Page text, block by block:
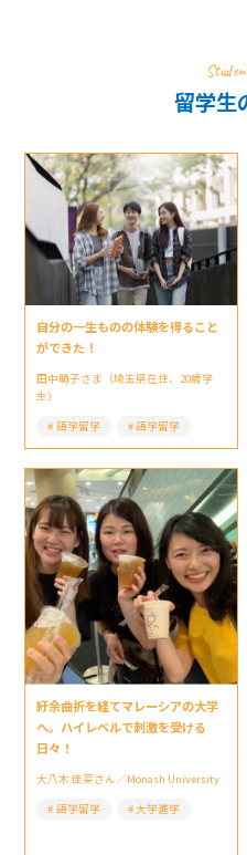
留学生
自分の一生ものの体験を得ること
ができた！
田中萌子さま（埼玉県在住、20歳学
生）
語学留学
語学留学
紆余曲折を経てマレーシアの大学
へ。ハイレベルで刺激を受ける
日々！
大八木 佳菜さん／Monash University
語学留学
大学進学